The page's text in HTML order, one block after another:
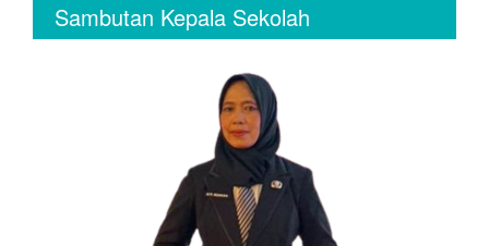
Sambutan Kepala Sekolah